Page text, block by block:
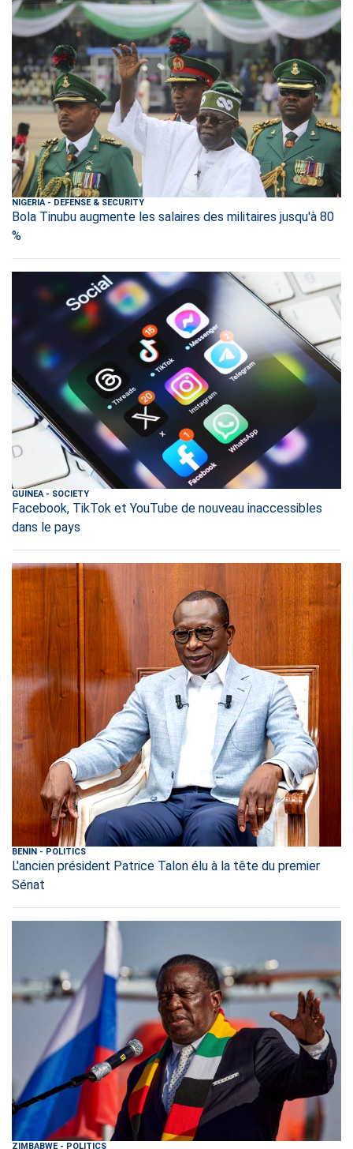
NIGERIA- DEFENSE & SECURITY
Bola Tinubu augmente les salaires des militaires jusqu'à 80
%
GUINEA- SOCIETY
Facebook, TikTok et YouTube de nouveau inaccessibles
dans le pays
BENIN - POLITICS
L'ancien président Patrice Talon élu à la tête du premier
Sénat
ZIMBABWE- POLITICS